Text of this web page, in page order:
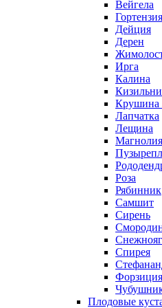
Вейгела
Гортензия
Дейция
Дерен
Ирга
Калина
Крушина
Лапчатка
Лещина
Магнолия
Роза
Рябинник
Самшит
Сирень
Спирея
Форзиция
Плодовые